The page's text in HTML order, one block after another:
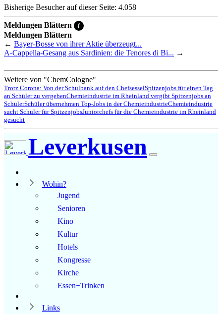
Bisherige Besucher auf dieser Seite: 4.058
Meldungen Blättern i
Meldungen Blättern
← Bayer-Bosse von ihrer Aktie überzeugt...
A-Cappella-Gesang aus Sardinien: die Tenores di Bi... →
Weitere von "ChemCologne"
Trotz Corona: Von der Schulbank auf den ChefsesselSpitzenjobs für einen Tag
an Schüler zu vergebenChemieindustrie im Rheinland vergibt Spitzenjobs an
SchülerSchüler übernehmen Top-Jobs in der ChemieindustrieChemieindustrie
sucht Schüler für SpitzenjobsJuniorchefs für die Chemieindustrie im Rheinland
gesucht
Leverkusen
Wohin?
Jugend
Senioren
Kino
Kultur
Hotels
Kongresse
Kirche
Essen+Trinken
Links